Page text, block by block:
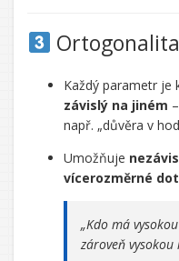
Každý parametr je
závislý na jiném –
např. „důvěra v
Umožňuje
vícerozměrné
„Kdo má
zároveň